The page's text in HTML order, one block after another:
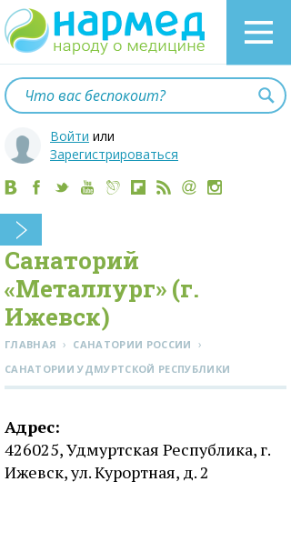
Войти или
Зарегистрироваться
Санаторий
«Металлург» (г.
Ижевск)
ГЛАВНАЯ › САНАТОРИИ РОССИИ ›
CАНАТОРИИ УДМУРТСКОЙ РЕСПУБЛИКИ
Адрес:
426025, Удмуртская Республика, г.
Ижевск, ул. Курортная, д. 2